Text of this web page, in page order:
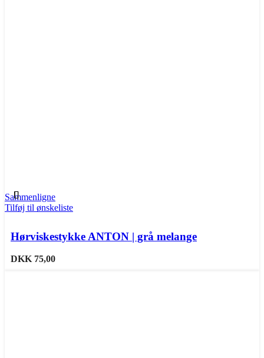
Sammenligne
Tilføj til ønskeliste
Hørviskestykke ANTON | grå melange
DKK 75,00